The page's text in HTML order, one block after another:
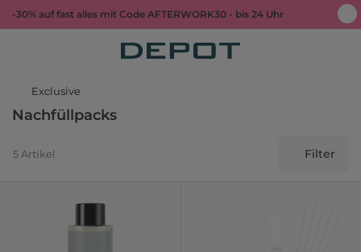
-30% auf fast alles mit Code AFTERWORK30 - bis 24 Uhr
Exclusive
Nachfüllpacks
5 Artikel Filter